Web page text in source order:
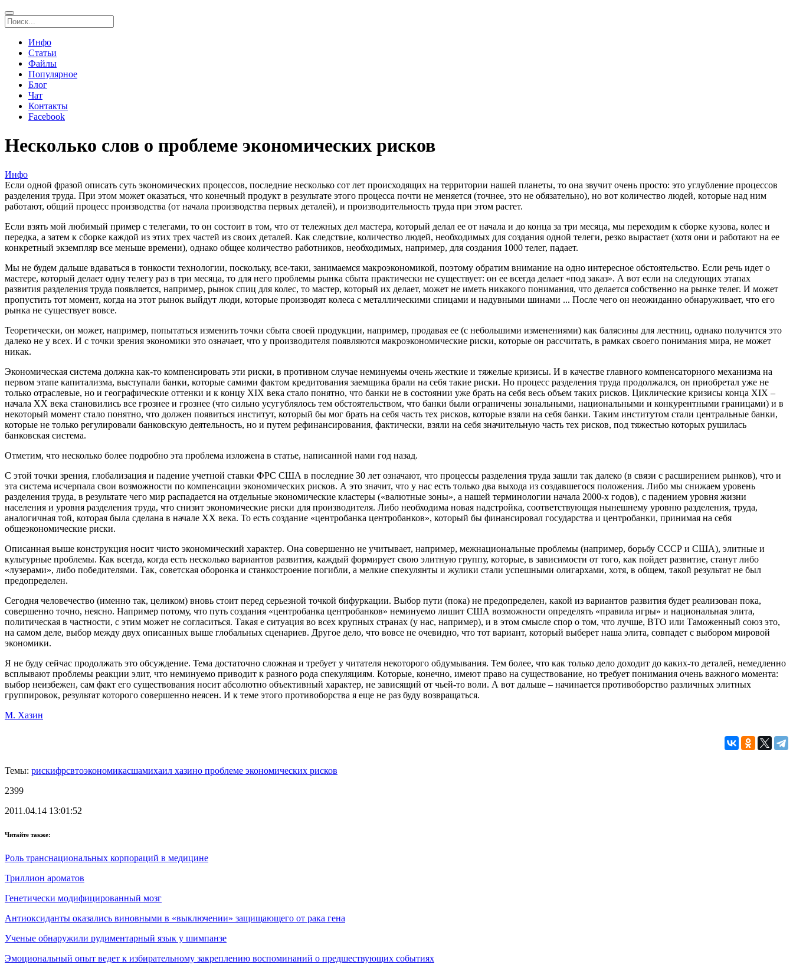
Инфо
Статьи
Файлы
Популярное
Блог
Чат
Контакты
Facebook
Несколько слов о проблеме экономических рисков
Инфо
Если одной фразой описать суть экономических процессов, последние несколько сот лет происходящих на территории нашей планеты, то она звучит очень просто: это углубление процессов
разделения труда. При этом может оказаться, что конечный продукт в результате этого процесса почти не меняется (точнее, это не обязательно), но вот количество людей, которые над ним
работают, общий процесс производства (от начала производства первых деталей), и производительность труда при этом растет.
Если взять мой любимый пример с телегами, то он состоит в том, что от тележных дел мастера, который делал ее от начала и до конца за три месяца, мы переходим к сборке кузова, колес и
передка, а затем к сборке каждой из этих трех частей из своих деталей. Как следствие, количество людей, необходимых для создания одной телеги, резко вырастает (хотя они и работают на ее
конкретный экземпляр все меньше времени), однако общее количество работников, необходимых, например, для создания 1000 телег, падает.
Мы не будем дальше вдаваться в тонкости технологии, поскольку, все-таки, занимаемся макроэкономикой, поэтому обратим внимание на одно интересное обстоятельство. Если речь идет о
мастере, который делает одну телегу раз в три месяца, то для него проблемы рынка сбыта практически не существует: он ее всегда делает «под заказ». А вот если на следующих этапах
развития разделения труда появляется, например, рынок спиц для колес, то мастер, который их делает, может не иметь никакого понимания, что делается собственно на рынке телег. И может
пропустить тот момент, когда на этот рынок выйдут люди, которые производят колеса с металлическими спицами и надувными шинами ... После чего он неожиданно обнаруживает, что его
рынка не существует вовсе.
Теоретически, он может, например, попытаться изменить точки сбыта своей продукции, например, продавая ее (с небольшими изменениями) как балясины для лестниц, однако получится это
далеко не у всех. И с точки зрения экономики это означает, что у производителя появляются макроэкономические риски, которые он рассчитать, в рамках своего понимания мира, не может
никак.
Экономическая система должна как-то компенсировать эти риски, в противном случае неминуемы очень жесткие и тяжелые кризисы. И в качестве главного компенсаторного механизма на
первом этапе капитализма, выступали банки, которые самими фактом кредитования заемщика брали на себя такие риски. Но процесс разделения труда продолжался, он приобретал уже не
только отраслевые, но и географические оттенки и к концу XIX века стало понятно, что банки не в состоянии уже брать на себя весь объем таких рисков. Циклические кризисы конца XIX –
начала ХХ века становились все грознее и грознее (что сильно усугублялось тем обстоятельством, что банки были ограничены зональными, национальными и конкурентными границами) и в
некоторый момент стало понятно, что должен появиться институт, который бы мог брать на себя часть тех рисков, которые взяли на себя банки. Таким институтом стали центральные банки,
которые не только регулировали банковскую деятельность, но и путем рефинансирования, фактически, взяли на себя значительную часть тех рисков, под тяжестью которых рушилась
банковская система.
Отметим, что несколько более подробно эта проблема изложена в статье, написанной нами год назад.
С этой точки зрения, глобализация и падение учетной ставки ФРС США в последние 30 лет означают, что процессы разделения труда зашли так далеко (в связи с расширением рынков), что и
эта система исчерпала свои возможности по компенсации экономических рисков. А это значит, что у нас есть только два выхода из создавшегося положения. Либо мы снижаем уровень
разделения труда, в результате чего мир распадается на отдельные экономические кластеры («валютные зоны», а нашей терминологии начала 2000-х годов), с падением уровня жизни
населения и уровня разделения труда, что снизит экономические риски для производителя. Либо необходима новая надстройка, соответствующая нынешнему уровню разделения, труда,
аналогичная той, которая была сделана в начале ХХ века. То есть создание «центробанка центробанков», который бы финансировал государства и центробанки, принимая на себя
общеэкономические риски.
Описанная выше конструкция носит чисто экономический характер. Она совершенно не учитывает, например, межнациональные проблемы (например, борьбу СССР и США), элитные и
культурные проблемы. Как всегда, когда есть несколько вариантов развития, каждый формирует свою элитную группу, которые, в зависимости от того, как пойдет развитие, станут либо
«лузерами», либо победителями. Так, советская оборонка и станкостроение погибли, а мелкие спекулянты и жулики стали успешными олигархами, хотя, в общем, такой результат не был
предопределен.
Сегодня человечество (именно так, целиком) вновь стоит перед серьезной точкой бифуркации. Выбор пути (пока) не предопределен, какой из вариантов развития будет реализован пока,
совершенно точно, неясно. Например потому, что путь создания «центробанка центробанков» неминуемо лишит США возможности определять «правила игры» и национальная элита,
политическая в частности, с этим может не согласиться. Такая е ситуация во всех крупных странах (у нас, например), и в этом смысле спор о том, что лучше, ВТО или Таможенный союз это,
на самом деле, выбор между двух описанных выше глобальных сценариев. Другое дело, что вовсе не очевидно, что тот вариант, который выберет наша элита, совпадет с выбором мировой
экономики.
Я не буду сейчас продолжать это обсуждение. Тема достаточно сложная и требует у читателя некоторого обдумывания. Тем более, что как только дело доходит до каких-то деталей, немедленно
всплывают проблемы реакции элит, что неминуемо приводит к разного рода спекуляциям. Которые, конечно, имеют право на существование, но требует понимания очень важного момента:
выбор неизбежен, сам факт его существования носит абсолютно объективный характер, не зависящий от чьей-то воли. А вот дальше – начинается противоборство различных элитных
группировок, результат которого совершенно неясен. И к теме этого противоборства я еще не раз буду возвращаться.
М. Хазин
Темы: рискифрсвтоэкономикасшамихаил хазино проблеме экономических рисков
2399
2011.04.14 13:01:52
Читайте также:
Роль транснациональных корпораций в медицине
Триллион ароматов
Генетически модифицированный мозг
Антиоксиданты оказались виновными в «выключении» защищающего от рака гена
Ученые обнаружили рудиментарный язык у шимпанзе
Эмоциональный опыт ведет к избирательному закреплению воспоминаний о предшествующих событиях